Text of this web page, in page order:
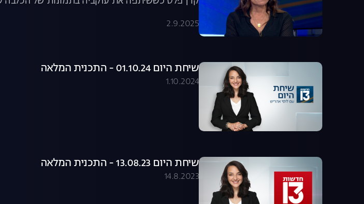
במאבק להשבת החטופים. צפו בקטע המלא
2.9.2025
שיחת היום 01.10.24 - התכנית המלאה
1.10.2024
שיחת היום 13.08.23 - התכנית המלאה
14.8.2023